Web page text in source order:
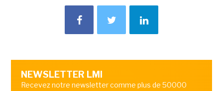
NEWSLETTER LMI
Recevez notre newsletter comme plus de 50000